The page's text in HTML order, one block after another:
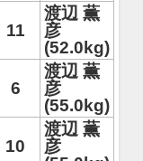
11
渡辺 薫
彦
(52.0kg)
6
渡辺 薫
彦
(55.0kg)
10
渡辺 薫
彦